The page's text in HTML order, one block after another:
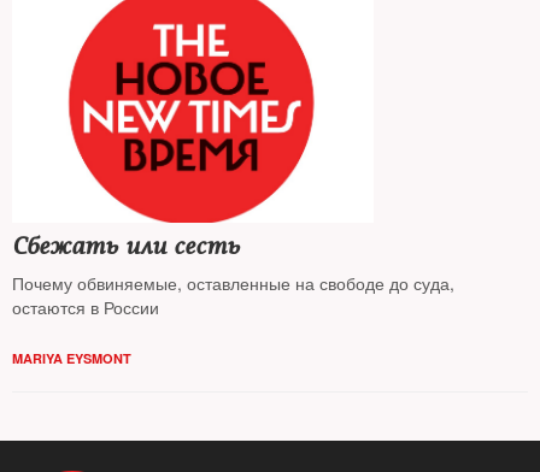
Сбежать или сесть
Почему обвиняемые, оставленные на свободе до суда,
остаются в России
MARIYA EYSMONT